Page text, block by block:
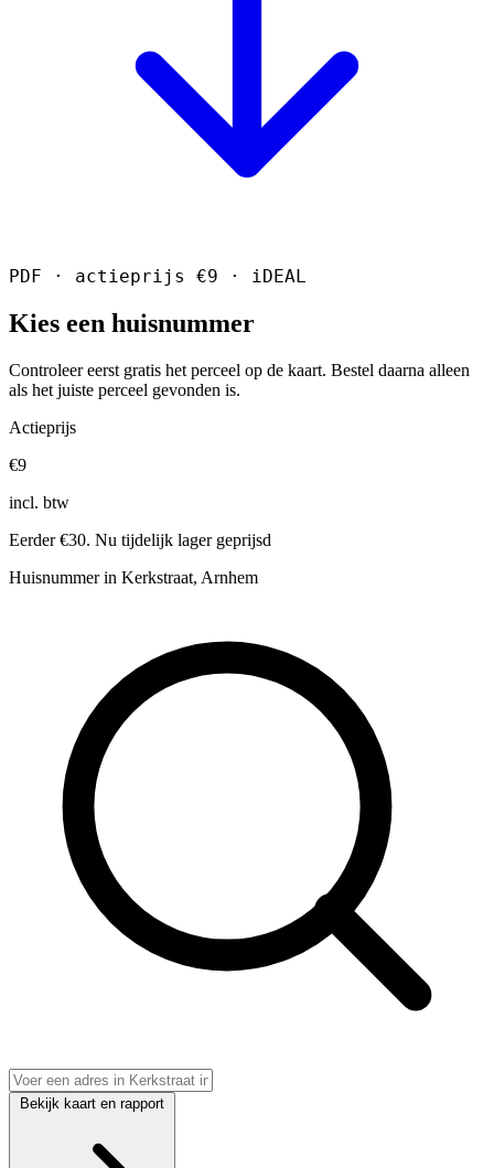
PDF · actieprijs €9 · iDEAL
Kies een huisnummer
Controleer eerst gratis het perceel op de kaart. Bestel daarna alleen
als het juiste perceel gevonden is.
Actieprijs
€9
incl. btw
Eerder €30. Nu tijdelijk lager geprijsd
Huisnummer in Kerkstraat, Arnhem
Bekijk kaart en rapport